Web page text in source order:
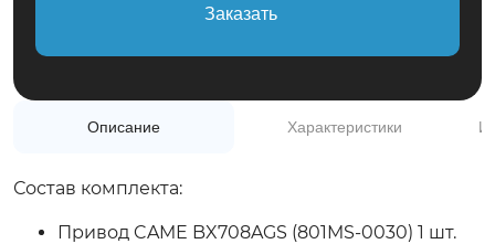
+7(495)975-50-77
Заказать
Описание Характеристики
Состав комплекта:
Привод CAME BX708AGS (801MS-0030) 1 шт.